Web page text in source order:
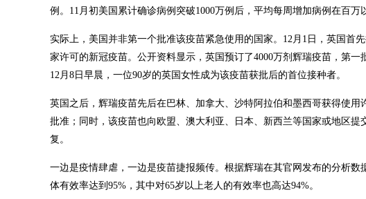
例。11月初美国累计确诊病例突破1000万例后，平均每周增加病例在百万
实际上，美国并非第一个批准该疫苗紧急使用的国家。12月1日，英国首
家许可的新冠疫苗。公开资料显示，英国预订了4000万剂辉瑞疫苗，第
12月8日早晨，一位90岁的英国女性成为该疫苗获批后的首位接种者。
英国之后，辉瑞疫苗先后在巴林、加拿大、沙特阿拉伯和墨西哥获得使
批准；同时，该疫苗也向欧盟、澳大利亚、日本、新西兰等国家或地区
复。
一边是疫情肆虐，一边是疫苗捷报频传。根据辉瑞在其官网发布的分析
体有效率达到95%，其中对65岁以上老人的有效率也高达94%。